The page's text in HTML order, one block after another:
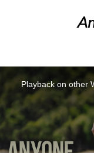
Playback on other